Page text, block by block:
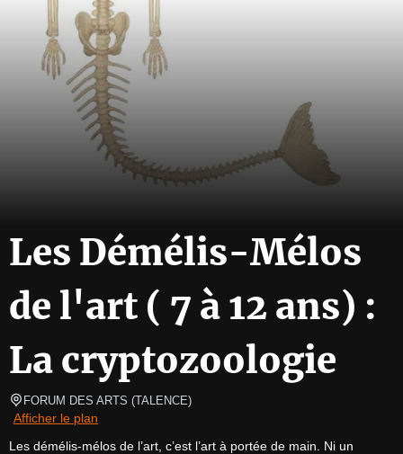
Les Démélis-Mélos
de l'art ( 7 à 12 ans) :
La cryptozoologie
FORUM DES ARTS (TALENCE)
Afficher le plan
Les démélis-mélos de l’art, c’est l’art à portée de main. Ni un